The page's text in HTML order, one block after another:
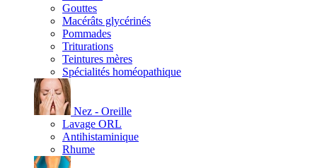
Gouttes
Macérâts glycérinés
Pommades
Triturations
Teintures mères
Spécialités homéopathique
Nez - Oreille
Lavage ORL
Antihistaminique
Rhume